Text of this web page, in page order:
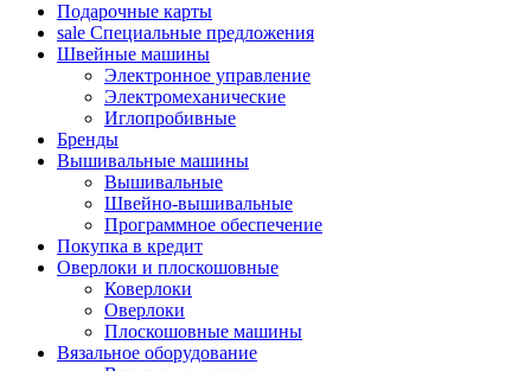
Подарочные карты
sale Специальные предложения
Швейные машины
Электронное управление
Электромеханические
Иглопробивные
Бренды
Вышивальные машины
Вышивальные
Швейно-вышивальные
Программное обеспечение
Покупка в кредит
Оверлоки и плоскошовные
Коверлоки
Оверлоки
Плоскошовные машины
Вязальное оборудование